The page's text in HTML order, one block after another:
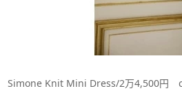
Simone Knit Mini Dress/2万4,500円